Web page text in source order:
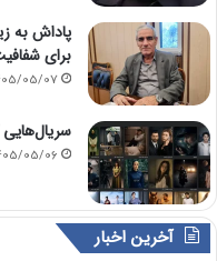
پاداش به
برای
05/07
05/06
آخرین اخبار